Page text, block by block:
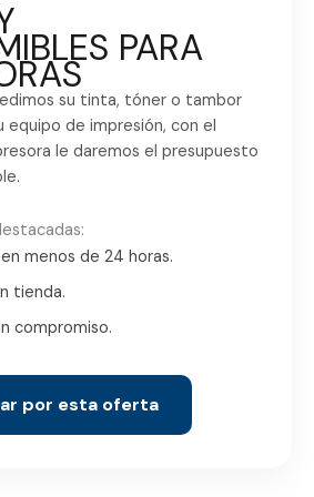
PARA
su tinta, tóner o tambor
equipo de impresión, con el
le daremos el presupuesto
menos de 24 horas.
tienda.
compromiso.
por esta oferta